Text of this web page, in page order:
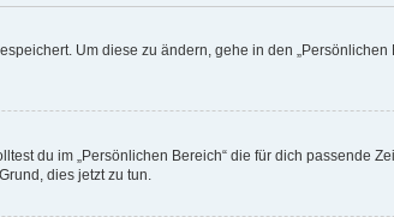
Um diese zu ändern, gehe in den
du im „Persönlichen Bereich“ die für dich passende
dies jetzt zu tun.